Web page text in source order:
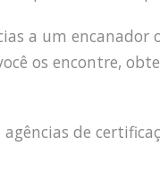
a um encanador
os encontre,
de